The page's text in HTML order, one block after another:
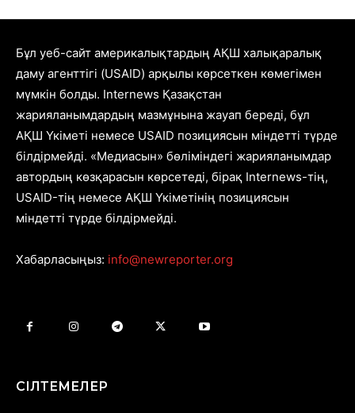
Бұл уеб-сайт америкалықтардың АҚШ халықаралық
даму агенттігі (USAID) арқылы көрсеткен көмегімен
мүмкін болды. Internews Қазақстан
жарияланымдардың мазмұнына жауап береді, бұл
АҚШ Үкіметі немесе USAID позициясын міндетті түрде
білдірмейді. «Медиасын» бөліміндегі жарияланымдар
автордың көзқарасын көрсетеді, бірақ Internews-тің,
USAID-тің немесе АҚШ Үкіметінің позициясын
міндетті түрде білдірмейді.
Хабарласыңыз: info@newreporter.org
СІЛТЕМЕЛЕР